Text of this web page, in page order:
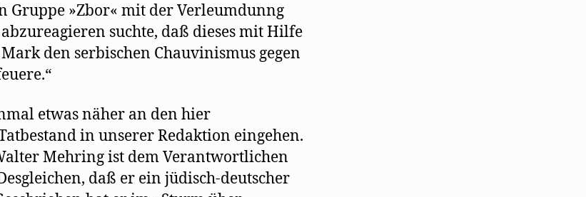
Gruppe »Zbor« mit der Verleumdunng
suchte, daß dieses mit Hilfe
den serbischen Chauvinismus gegen
etwas näher an den hier
in unserer Redaktion eingehen.
Mehring ist dem Verantwortlichen
daß er ein jüdisch-deutscher